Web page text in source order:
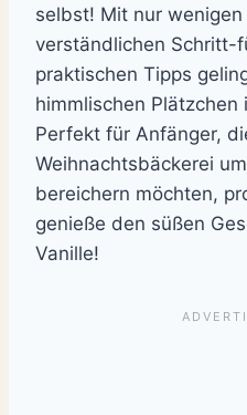
selbst! Mit nur
verständlichen Schritt-
praktischen Tipps
himmlischen Plätzchen
Perfekt für Anfänger,
Weihnachtsbäckerei
bereichern möchten,
genieße den süßen
Vanille!